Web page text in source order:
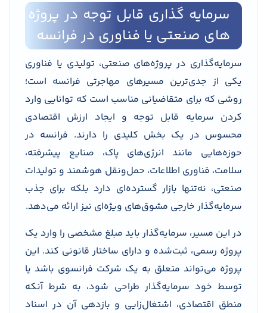
سرمایه گذاری قابل توجه در پروژه
های صنعتی یا فناوری در فرانسه
سرمایه‌گذاری در پروژه‌های صنعتی، تولیدی یا فناوری
یکی از جدی‌ترین مسیرهای مهاجرتی فرانسه است؛
روشی که برای متقاضیانی مناسب است که توانایی وارد
کردن سرمایه قابل توجه و ایجاد ارزش اقتصادی
محسوس در یک بخش کلیدی را دارند. فرانسه در
حوزه‌هایی مانند انرژی‌های پاک، صنایع پیشرفته،
سلامت، فناوری اطلاعات، حمل‌ونقل هوشمند و تولیدات
صنعتی، نه‌تنها بازار گسترده‌ای دارد بلکه برای جذب
سرمایه‌گذار خارجی مشوق‌های ویژه‌ای نیز ارائه می‌دهد.
در این مسیر، سرمایه‌گذار باید مبلغ مشخصی را وارد یک
پروژه رسمی، ثبت‌شده و دارای ساختار قانونی کند. این
پروژه می‌تواند متعلق به یک شرکت فرانسوی باشد یا
توسط خود سرمایه‌گذار طراحی شود، به شرط آنکه
منطق اقتصادی، اشتغال‌زایی و بازدهی آن در اسناد